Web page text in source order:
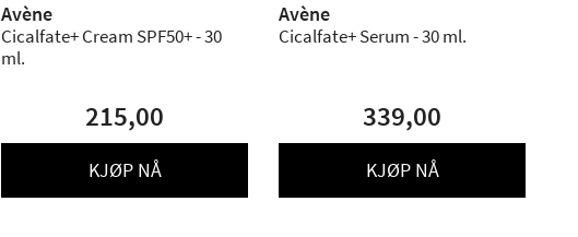
Avène
Cicalfate+ Cream SPF50+ - 30
ml.
215,00
KJØP NÅ
Avène
Cicalfate+ Serum - 30 ml.
339,00
KJØP NÅ